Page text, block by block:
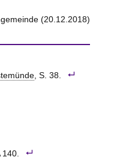
(20.12.2018)
, S. 38.
140.